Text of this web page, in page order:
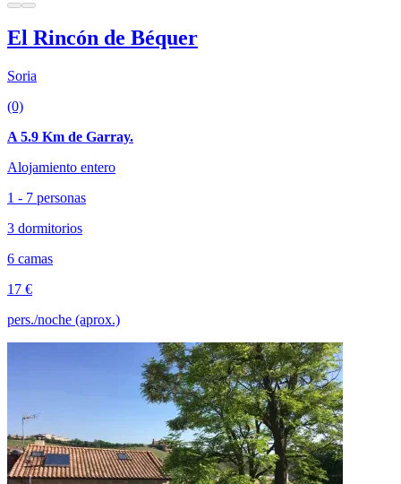
El Rincón de Béquer
Soria
(0)
A 5.9 Km de Garray.
Alojamiento entero
1 - 7 personas
3 dormitorios
6 camas
17 €
pers./noche (aprox.)